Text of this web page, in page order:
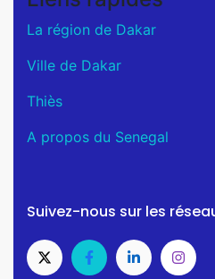
La région de Dakar
Ville de Dakar
Thiès
A propos du Senegal
Suivez-nous sur les